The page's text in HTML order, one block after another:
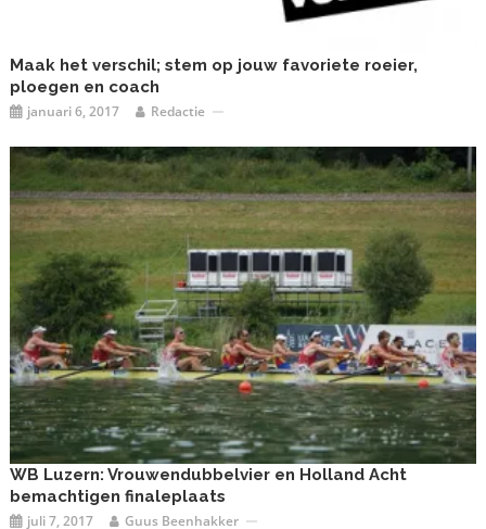
Maak het verschil; stem op jouw favoriete roeier,
ploegen en coach
januari 6, 2017 Redactie
WB Luzern: Vrouwendubbelvier en Holland Acht
bemachtigen finaleplaats
juli 7, 2017 Guus Beenhakker